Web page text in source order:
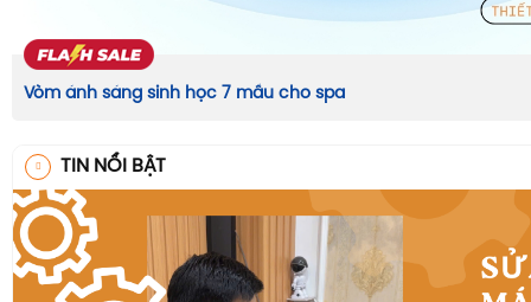
Vòm ánh sáng sinh học 7 mầu cho spa
TIN NỔI BẬT